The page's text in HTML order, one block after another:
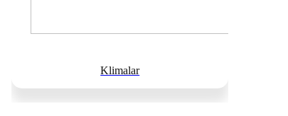
Klimalar